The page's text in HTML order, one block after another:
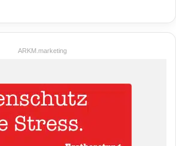
ARKM.marketing